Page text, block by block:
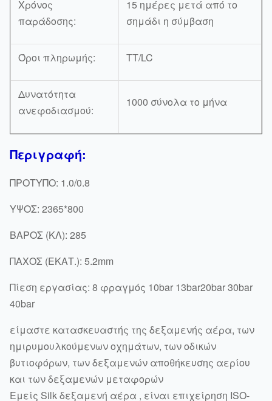
Χρόνος
παράδοσης:
15 ημέρες μετά από το
σημάδι η σύμβαση
Όροι πληρωμής: TT/LC
Δυνατότητα
ανεφοδιασμού:
1000 σύνολα το μήνα
Περιγραφή:
ΠΡΟΤΥΠΟ: 1.0/0.8
ΥΨΟΣ: 2365*800
ΒΑΡΟΣ (ΚΛ): 285
ΠΑΧΟΣ (ΕΚΑΤ.): 5.2mm
Πίεση εργασίας: 8 φραγμός 10bar 13bar20bar 30bar
40bar
είμαστε κατασκευαστής της δεξαμενής αέρα, των
ημιρυμουλκούμενων οχημάτων, των οδικών
βυτιοφόρων, των δεξαμενών αποθήκευσης αερίου
και των δεξαμενών μεταφορών
Εμείς Silk δεξαμενή αέρα , είναι επιχείρηση ISO-